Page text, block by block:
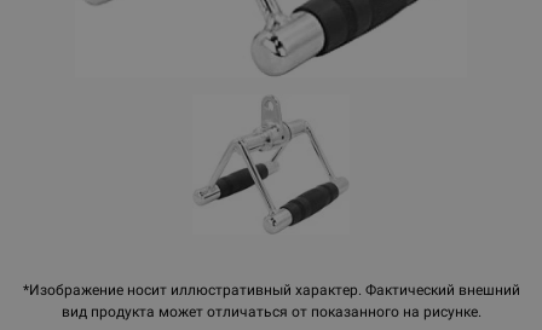
*Изображение носит иллюстративный характер. Фактический внешний
вид продукта может отличаться от показанного на рисунке.